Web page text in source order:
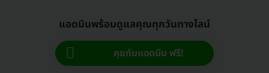
แอดมินพร้อมดูแลคุณทุกวันทางไลน์
คุยกับแอดมิน ฟรี!